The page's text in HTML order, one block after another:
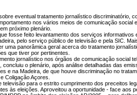
eventual tratamento jornalístico discriminatório,
nos vários meios de comunicação social
próximo plenário.
fosse feito levantamento dos serviços informativos
pelo serviço público de televisão e pela SIC.
uma panorâmica geral acerca do tratamento
que tiver por pertinentes.
jornalístico nos órgãos de comunicação social
o plenário, após análise detalhadas das
e na Madeira, de que houve discriminação no
Coligação Açores.
para o estrito cumprimento dos preceitos
às eleições. Aproveitou a oportunidade - face aos